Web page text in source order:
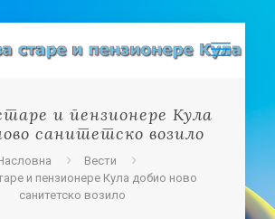
и пензионере Кула
санитетско возило
Вести
и пензионере Кула добио ново
санитетско возило